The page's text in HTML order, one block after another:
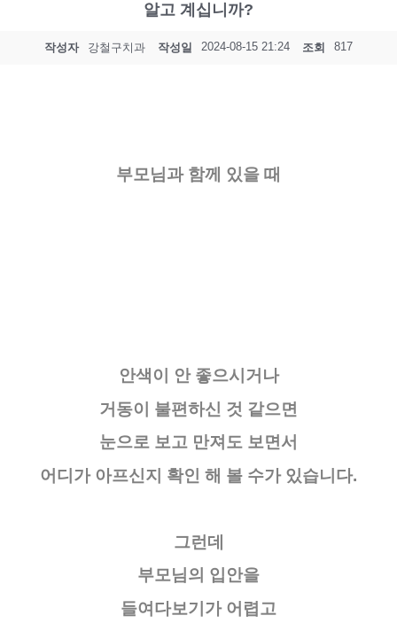
알고 계십니까?
작성자 강철구치과 작성일 2024-08-15 21:24 조회 817
부모님과 함께 있을 때
안색이 안 좋으시거나
거동이 불편하신 것 같으면
눈으로 보고 만져도 보면서
어디가 아프신지 확인 해 볼 수가 있습니다.
그런데
부모님의 입안을
들여다보기가 어렵고